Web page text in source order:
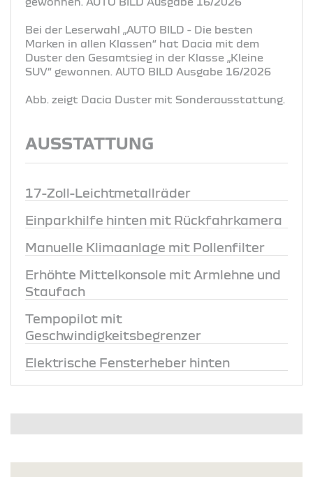
Bei der Leserwahl „AUTO BILD - Die besten
Marken in allen Klassen“ hat Dacia mit dem
Duster den Gesamtsieg in der Klasse „Kleine
SUV“ gewonnen. AUTO BILD Ausgabe 16/2026
Abb. zeigt Dacia Duster mit Sonderausstattung.
AUSSTATTUNG
17-Zoll-Leichtmetallräder
Einparkhilfe hinten mit Rückfahrkamera
Manuelle Klimaanlage mit Pollenfilter
Erhöhte Mittelkonsole mit Armlehne und
Staufach
Tempopilot mit
Geschwindigkeitsbegrenzer
Elektrische Fensterheber hinten